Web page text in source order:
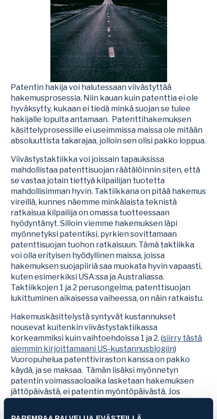
Patentin hakija voi halutessaan viivästyttää
hakemusprosessia. Niin kauan kuin patenttia ei ole
hyväksytty, kukaan ei tiedä minkä suojan se tulee
hakijalle lopulta antamaan. Patenttihakemuksen
käsittelyprosessille ei useimmissa maissa ole mitään
absoluuttista takarajaa, jolloin sen olisi pakko loppua.
Viivästystaktiikka voi joissain tapauksissa
mahdollistaa patenttisuojan räätälöinnin siten, että
se vastaa jotain tiettyä kilpailijan tuotetta
mahdollisimman hyvin. Taktiikkana on pitää hakemus
vireillä, kunnes näemme minkälaista teknistä
ratkaisua kilpailija on omassa tuotteessaan
hyödyntänyt. Silloin viemme hakemuksen läpi
myönnetyksi patentiksi, pyrkien sovittamaan
patenttisuojan tuohon ratkaisuun. Tämä taktiikka
voi olla erityisen hyödyllinen maissa, joissa
hakemuksen suojapiiriä saa muokata hyvin vapaasti,
kuten esimerkiksi USA:ssa ja Australiassa.
Taktiikkojen 1 ja 2 perusongelma, patenttisuojan
lukittuminen aikaisessa vaiheessa, on näin ratkaistu.
Hakemuskäsittelystä syntyvät kustannukset
nousevat kuitenkin viivästystaktiikassa
korkeammiksi kuin vaihtoehdoissa 1 ja 2. (siirry tästä
aiemmin kirjoittamaani US-kustannusblogiin)
Vuoropuhelua patenttiviraston kanssa on pakko
käydä, ja se maksaa. Tämän lisäksi myönnetyn
patentin voimassaoloaika lasketaan hakemuksen
jättöpäivästä, ei patentin myöntöpäivästä. Jos
jättämisen jälkeen, on patentin 20 vuoden elinajasta